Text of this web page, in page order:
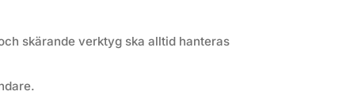
skärande verktyg ska alltid hanteras